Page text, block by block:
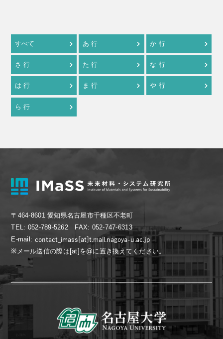
すべて あ 行 か 行
さ 行 た 行 な 行
は 行 ま 行 や 行
ら 行
〒464-8601 愛知県名古屋市千種区不老町
TEL: 052-789-5262 FAX: 052-747-6313
E-mail:
※メール送信の際は[at]を@に置き換えてください。